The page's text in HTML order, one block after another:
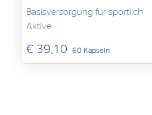
Basisversorgung für sportlich
Aktive
€ 39,10 60 Kapseln